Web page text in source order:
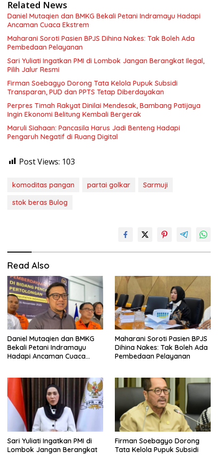
Related News
Daniel Mutaqien dan BMKG Bekali Petani Indramayu Hadapi
Ancaman Cuaca Ekstrem
Maharani Soroti Pasien BPJS Dihina Nakes: Tak Boleh Ada
Pembedaan Pelayanan
Sari Yuliati Ingatkan PMI di Lombok Jangan Berangkat Ilegal,
Pilih Jalur Resmi
Firman Soebagyo Dorong Tata Kelola Pupuk Subsidi
Transparan, PUD dan PPTS Tetap Diberdayakan
Perpres Timah Rakyat Dinilai Mendesak, Bambang Patijaya
Ingin Ekonomi Belitung Kembali Bergerak
Maruli Siahaan: Pancasila Harus Jadi Benteng Hadapi
Pengaruh Negatif di Ruang Digital
Post Views: 103
komoditas pangan partai golkar
Sarmuji
stok beras Bulog
Read Also
Daniel Mutaqien dan BMKG
Bekali Petani Indramayu
Hadapi Ancaman Cuaca
Maharani Soroti Pasien BPJS
Dihina Nakes: Tak Boleh Ada
Pembedaan Pelayanan
Sari Yuliati Ingatkan PMI di
Lombok Jangan Berangkat
Firman Soebagyo Dorong
Tata Kelola Pupuk Subsidi